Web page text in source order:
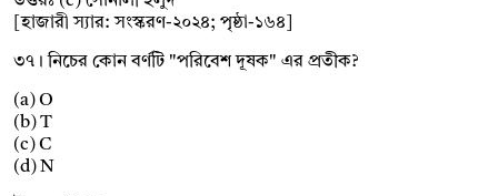
[হাজারী স্যার: সংস্করণ-২০২৪; পৃষ্ঠা-১৬৪]
৩৭। নিচের কোন বর্ণটি "পরিবেশ দূষক" এর প্রতীক?
(a) O
(b) T
(c) C
(d) N